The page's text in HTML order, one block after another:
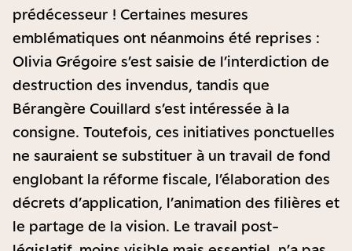
prédécesseur ! Certaines mesures
emblématiques ont néanmoins été reprises :
Olivia Grégoire s’est saisie de l’interdiction de
destruction des invendus, tandis que
Bérangère Couillard s’est intéressée à la
consigne. Toutefois, ces initiatives ponctuelles
ne sauraient se substituer à un travail de fond
englobant la réforme fiscale, l’élaboration des
décrets d’application, l’animation des filières et
le partage de la vision. Le travail post-